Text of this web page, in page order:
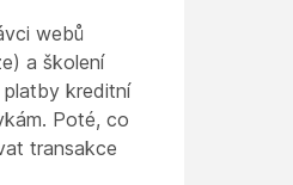
webů
a školení
kreditní
Poté, co
transakce